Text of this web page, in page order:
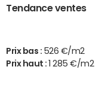
Tendance ventes
Prix bas : 526 €/m2
Prix haut :
1 285 €/m2